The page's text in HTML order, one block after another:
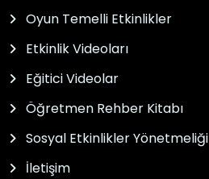
Oyun Temelli Etkinlikler
Etkinlik Videoları
Eğitici Videolar
Öğretmen Rehber Kitabı
Sosyal Etkinlikler Yönetmeliği
İletişim